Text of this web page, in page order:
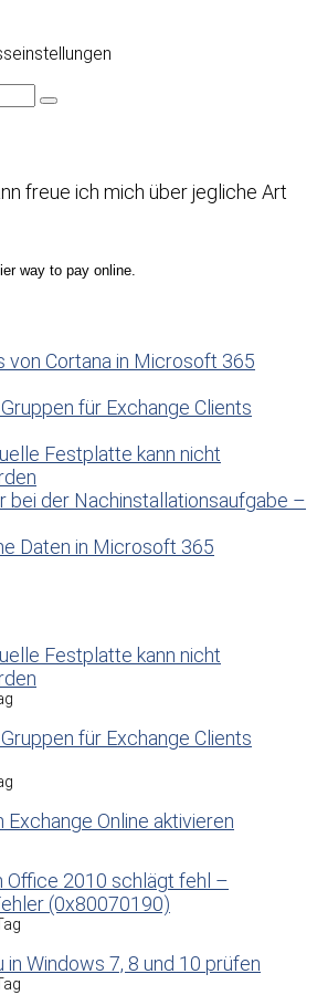
freue ich mich über jegliche Art
von Cortana in Microsoft 365
für Exchange Clients
Festplatte kann nicht
bei der Nachinstallationsaufgabe –
Daten in Microsoft 365
Festplatte kann nicht
für Exchange Clients
Exchange Online aktivieren
Office 2010 schlägt fehl –
(0x80070190)
in Windows 7, 8 und 10 prüfen